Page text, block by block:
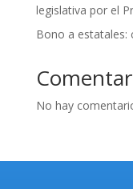
legislativa por el
Bono a estatales:
No hay